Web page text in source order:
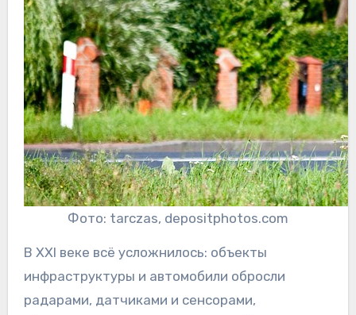
Фото: tarczas, depositphotos.com
В XXI веке всё усложнилось: объекты
инфраструктуры и автомобили обросли
радарами, датчиками и сенсорами,